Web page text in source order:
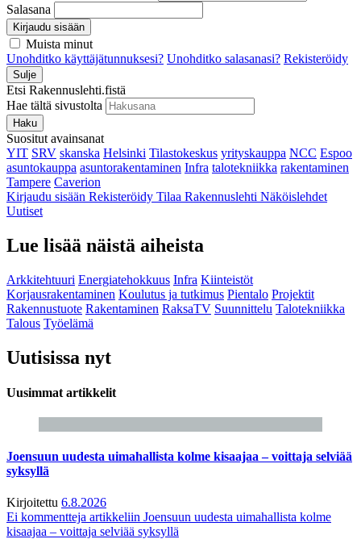
Salasana
Kirjaudu sisään
Muista minut
Unohditko käyttäjätunnuksesi? Unohditko salasanasi? Rekisteröidy
Sulje
Etsi Rakennuslehti.fistä
Hae tältä sivustolta
Haku
Suositut avainsanat
YIT SRV skanska Helsinki Tilastokeskus yrityskauppa NCC Espoo
asuntokauppa asuntorakentaminen Infra talotekniikka rakentaminen
Tampere Caverion
Kirjaudu sisään Rekisteröidy Tilaa Rakennuslehti Näköislehdet
Uutiset
Lue lisää näistä aiheista
Arkkitehtuuri Energiatehokkuus Infra Kiinteistöt
Korjausrakentaminen Koulutus ja tutkimus Pientalo Projektit
Rakennustuote Rakentaminen RaksaTV Suunnittelu Talotekniikka
Talous Työelämä
Uutisissa nyt
Uusimmat artikkelit
Joensuun uudesta uimahallista kolme kisaajaa – voittaja selviää
syksyllä
Kirjoitettu 6.8.2026
Ei kommentteja artikkeliin Joensuun uudesta uimahallista kolme
kisaajaa – voittaja selviää syksyllä